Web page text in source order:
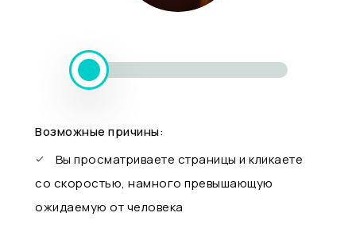
Возможные причины:
Вы просматриваете страницы и кликаете
со скоростью, намного превышающую
ожидаемую от человека